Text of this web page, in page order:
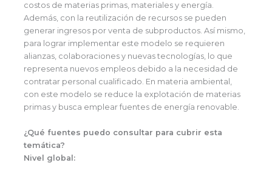
costos de materias primas, materiales y energía.
Además, con la reutilización de recursos se pueden
generar ingresos por venta de subproductos. Así mismo,
para lograr implementar este modelo se requieren
alianzas, colaboraciones y nuevas tecnologías, lo que
representa nuevos empleos debido a la necesidad de
contratar personal cualificado. En materia ambiental,
con este modelo se reduce la explotación de materias
primas y busca emplear fuentes de energía renovable.
¿Qué fuentes puedo consultar para cubrir esta
temática?
Nivel global: